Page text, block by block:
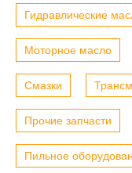
Гидравлические
Моторное масло
Смазки
Прочие запчасти
Пильное